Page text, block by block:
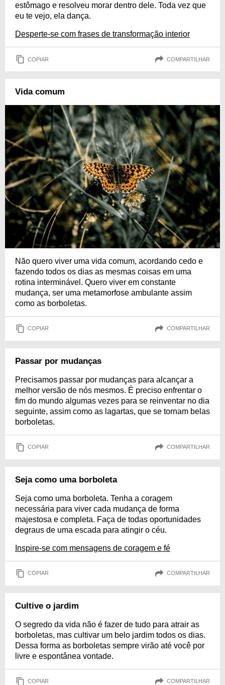
estômago e resolveu morar dentro dele. Toda vez que
eu te vejo, ela dança.
Desperte-se com frases de transformação interior
COPIAR COMPARTILHAR
Vida comum
Não quero viver uma vida comum, acordando cedo e
fazendo todos os dias as mesmas coisas em uma
rotina interminável. Quero viver em constante
mudança, ser uma metamorfose ambulante assim
como as borboletas.
COPIAR COMPARTILHAR
Passar por mudanças
Precisamos passar por mudanças para alcançar a
melhor versão de nós mesmos. É preciso enfrentar o
fim do mundo algumas vezes para se reinventar no dia
seguinte, assim como as lagartas, que se tornam belas
borboletas.
COPIAR COMPARTILHAR
Seja como uma borboleta
Seja como uma borboleta. Tenha a coragem
necessária para viver cada mudança de forma
majestosa e completa. Faça de todas oportunidades
degraus de uma escada para atingir o céu.
Inspire-se com mensagens de coragem e fé
COPIAR COMPARTILHAR
Cultive o jardim
O segredo da vida não é fazer de tudo para atrair as
borboletas, mas cultivar um belo jardim todos os dias.
Dessa forma as borboletas sempre virão até você por
livre e espontânea vontade.
COPIAR COMPARTILHAR